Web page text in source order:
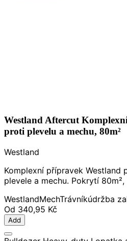
Westland Aftercut
proti plevelu a mechu, 80m²
Westland
Komplexní přípravek Westland
plevele a mechu. Pokrytí
WestlandMechTrávníkúdržba
Od 340,95 Kč
Add